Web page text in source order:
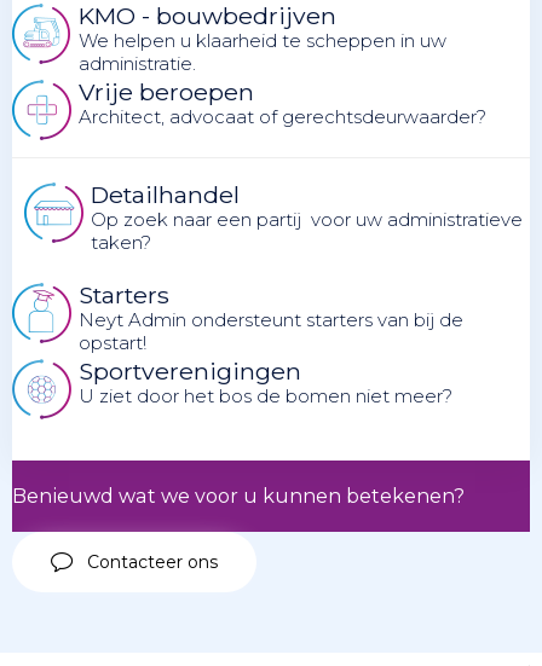
KMO - bouwbedrijven
We helpen u klaarheid te scheppen in uw
administratie.
Vrije beroepen
Architect, advocaat of gerechtsdeurwaarder?
Detailhandel
Op zoek naar een partij voor uw administratieve
taken?
Starters
Neyt Admin ondersteunt starters van bij de
opstart!
Sportverenigingen
U ziet door het bos de bomen niet meer?
Benieuwd wat we voor u kunnen betekenen?
Contacteer ons